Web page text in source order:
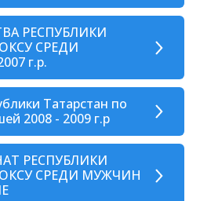
РЕСПУБЛИКИ
СРЕДИ
г.р.
Татарстан по
2008 - 2009 г.р
РЕСПУБЛИКИ
СРЕДИ МУЖЧИН